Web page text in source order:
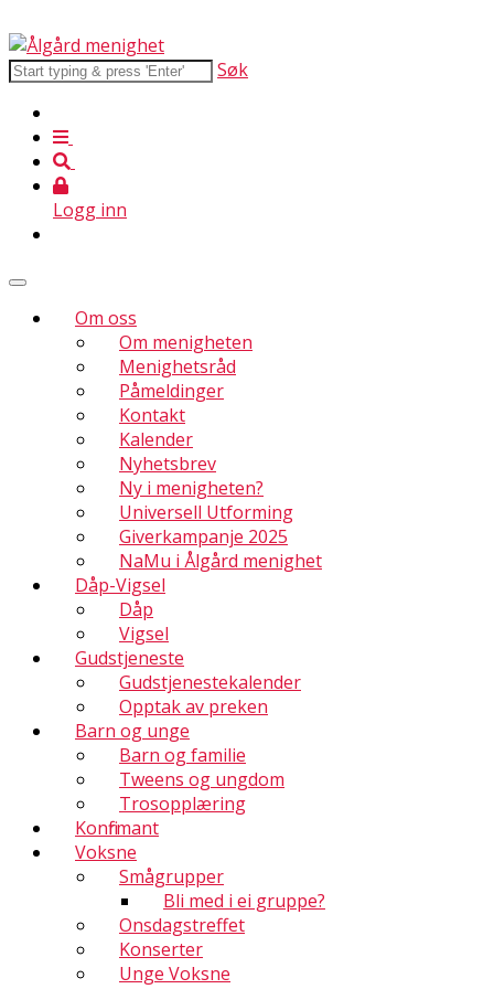
Søk
Logg inn
Om oss
Om menigheten
Menighetsråd
Påmeldinger
Kontakt
Kalender
Nyhetsbrev
Ny i menigheten?
Universell Utforming
Giverkampanje 2025
NaMu i Ålgård menighet
Dåp-Vigsel
Dåp
Vigsel
Gudstjeneste
Gudstjenestekalender
Opptak av preken
Barn og unge
Barn og familie
Tweens og ungdom
Trosopplæring
Konfirmant
Voksne
Smågrupper
Bli med i ei gruppe?
Onsdagstreffet
Konserter
Unge Voksne